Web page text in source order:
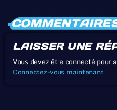
LAISSER UNE
Vous devez être connecté pour
Connectez-vous maintenant